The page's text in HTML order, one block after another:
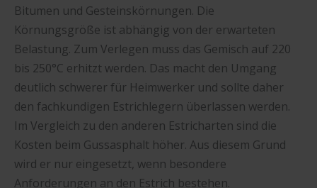
Bitumen und Gesteinskörnungen. Die
Körnungsgröße ist abhängig von der erwarteten
Belastung. Zum Verlegen muss das Gemisch auf 220
bis 250°C erhitzt werden. Das macht den Umgang
deutlich schwerer für Heimwerker und sollte daher
den fachkundigen Estrichlegern überlassen werden.
Im Vergleich zu den anderen Estricharten sind die
Kosten beim Gussasphalt höher. Aus diesem Grund
wird er nur eingesetzt, wenn besondere
Anforderungen an den Estrich bestehen.